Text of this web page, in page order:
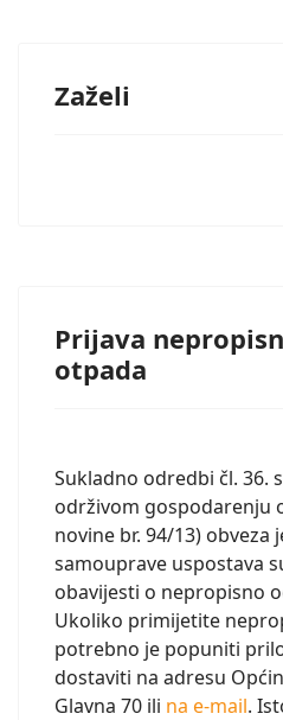
Zaželi
Prijava
otpada
Sukladno odredbi čl. 36.
održivom gospodarenju
novine br. 94/13) obveza
samouprave uspostava
obavijesti o nepropisno
Ukoliko primijetite
potrebno je popuniti
dostaviti na adresu
Glavna 70 ili na e-mail.